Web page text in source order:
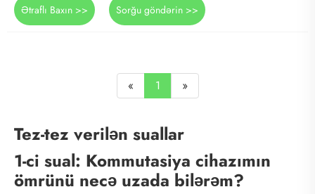
Ətraflı Baxın >> Sorğu göndərin >>
« 1 »
Tez-tez verilən suallar
1-ci sual: Kommutasiya cihazımın
ömrünü necə uzada bilərəm?